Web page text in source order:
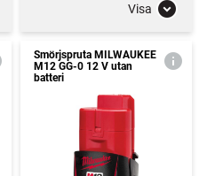
Visa
Smörjspruta MILWAUKEE
M12 GG-0 12 V utan
batteri